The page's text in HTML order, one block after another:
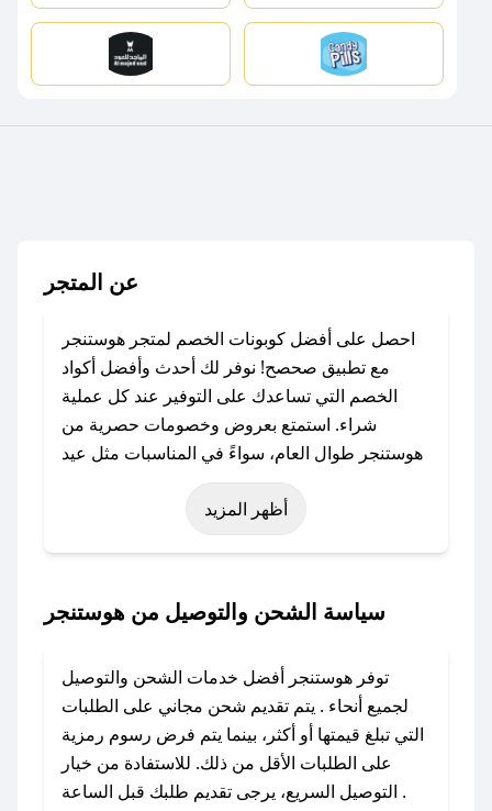
عن المتجر
احصل على أفضل كوبونات الخصم لمتجر هوستنجر
مع تطبيق صحصح! نوفر لك أحدث وأفضل أكواد
الخصم التي تساعدك على التوفير عند كل عملية
شراء. استمتع بعروض وخصومات حصرية من
هوستنجر طوال العام، سواءً في المناسبات مثل عيد
الفطر، عيد الأضحى، الجمعة البيضاء (شهر نوفمبر)،
رمضان، اليوم الوطني، يوم التأسيس، أو حتى عروض
باستخدام تطبيق صحصح، يمكنك العثور بسهولة على
تواصل معنا عبر تويتر أو البريد الإلكتروني لإضافته
بسرعة.
### كيفية استخدام كود خصم هوستنجر؟
1. انسخ كود الخصم من تطبيق صحصح.
أظهر المزيد
سياسة الشحن والتوصيل من هوستنجر
توفر هوستنجر أفضل خدمات الشحن والتوصيل
لجميع أنحاء . يتم تقديم شحن مجاني على الطلبات
التي تبلغ قيمتها أو أكثر، بينما يتم فرض رسوم رمزية
على الطلبات الأقل من ذلك. للاستفادة من خيار
التوصيل السريع، يرجى تقديم طلبك قبل الساعة .